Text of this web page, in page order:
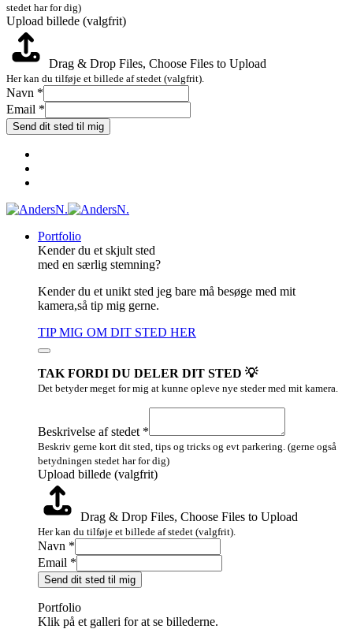
stedet har for dig)
Upload billede (valgfrit)
Drag & Drop Files, Choose Files to Upload
Her kan du tilføje et billede af stedet (valgfrit).
Navn *
Email *
Send dit sted til mig
Portfolio
Kender du et skjult sted
med en særlig stemning?
Kender du et unikt sted jeg bare må besøge med mit
kamera,så tip mig gerne.
TIP MIG OM DIT STED HER
TAK FORDI DU DELER DIT STED 💡
Det betyder meget for mig at kunne opleve nye steder med mit kamera.
Email
stedet
Beskrivelse af stedet *
Beskriv gerne kort dit sted, tips og tricks og evt parkering. (gerne også
betydningen stedet har for dig)
Upload billede (valgfrit)
Drag & Drop Files, Choose Files to Upload
Her kan du tilføje et billede af stedet (valgfrit).
Navn *
Email *
Send dit sted til mig
Portfolio
Klik på et galleri for at se billederne.